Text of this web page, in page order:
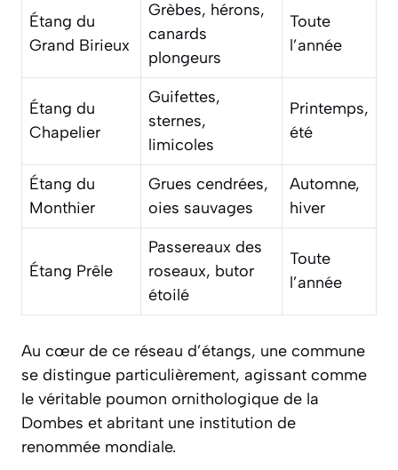
Étang du
Grand Birieux
Grèbes, hérons,
canards
plongeurs
Toute
l’année
Étang du
Chapelier
Guifettes,
sternes,
limicoles
Printemps,
été
Étang du
Monthier
Grues cendrées,
oies sauvages
Automne,
hiver
Étang Prêle
Passereaux des
roseaux, butor
étoilé
Toute
l’année
Au cœur de ce réseau d’étangs, une commune
se distingue particulièrement, agissant comme
le véritable poumon ornithologique de la
Dombes et abritant une institution de
renommée mondiale.